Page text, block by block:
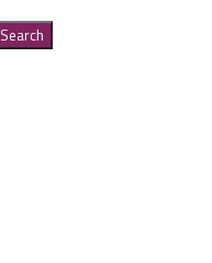
Search